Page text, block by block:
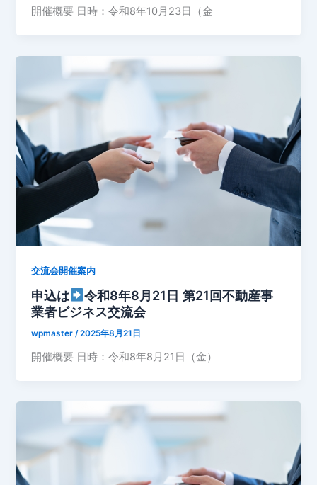
開催概要 日時：令和8年10月23日（金
交流会開催案内
申込は
令和8年8月21日 第21回不動産事
業者ビジネス交流会
wpmaster/2025年8月21日
開催概要 日時：令和8年8月21日（金）